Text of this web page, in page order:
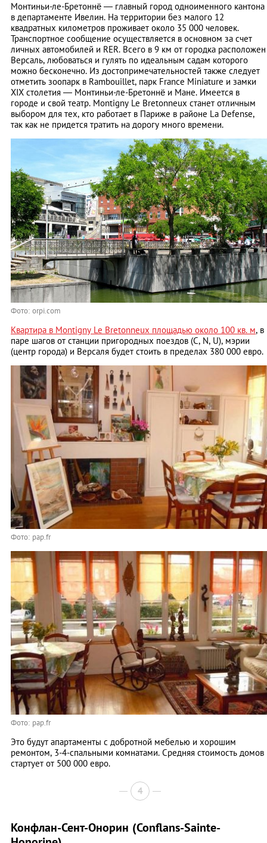
Монтиньи-ле-Бретоннё — главный город одноименного кантона
в департаменте Ивелин. На территории без малого 12
квадратных километров проживает около 35 000 человек.
Транспортное сообщение осуществляется в основном за счет
личных автомобилей и RER. Всего в 9 км от городка расположен
Версаль, любоваться и гулять по идеальным садам которого
можно бесконечно. Из достопримечательностей также следует
отметить зоопарк в Rambouillet, парк France Miniature и замки
XIX столетия — Монтиньи-ле-Бретоннё и Мане. Имеется в
городе и свой театр. Montigny Le Bretonneux станет отличным
выбором для тех, кто работает в Париже в районе La Defense,
так как не придется тратить на дорогу много времени.
Фото: orpi.com
Квартира в Montigny Le Bretonneux площадью около 100 кв. м, в
паре шагов от станции пригородных поездов (C, N, U), мэрии
(центр города) и Версаля будет стоить в пределах 380 000 евро.
Фото: pap.fr
Фото: pap.fr
Это будут апартаменты с добротной мебелью и хорошим
ремонтом, 3-4-спальными комнатами. Средняя стоимость домов
стартует от 500 000 евро.
4
Конфлан-Сент-Онорин (Conflans-Sainte-